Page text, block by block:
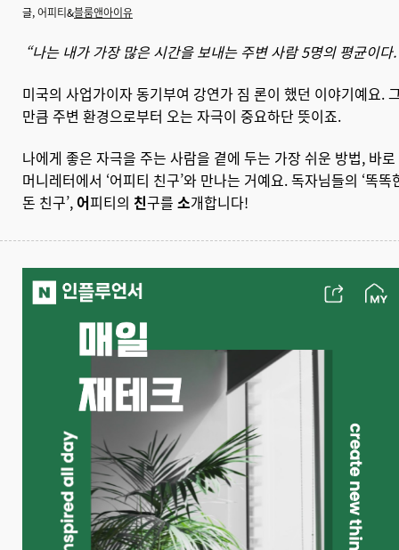
글,어피티&블룸앤아이유
“나는 내가 가장 많은 시간을 보내는 주변 사람 5명의 평균이다
미국의 사업가이자 동기부여 강연가 짐 론이 했던 이야기예요.
만큼 주변 환경으로부터 오는 자극이 중요하단 뜻이죠.
나에게 좋은 자극을 주는 사람을 곁에 두는 가장 쉬운 방법, 바로
머니레터에서 ‘어피티 친구’와 만나는 거예요. 독자님들의 ‘똑똑
돈 친구’, 어피티의 친구를 소개합니다!